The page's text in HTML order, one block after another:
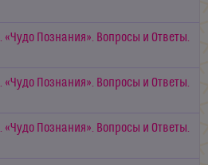
Познания». Вопросы и Ответы.
Познания». Вопросы и Ответы.
Познания». Вопросы и Ответы.